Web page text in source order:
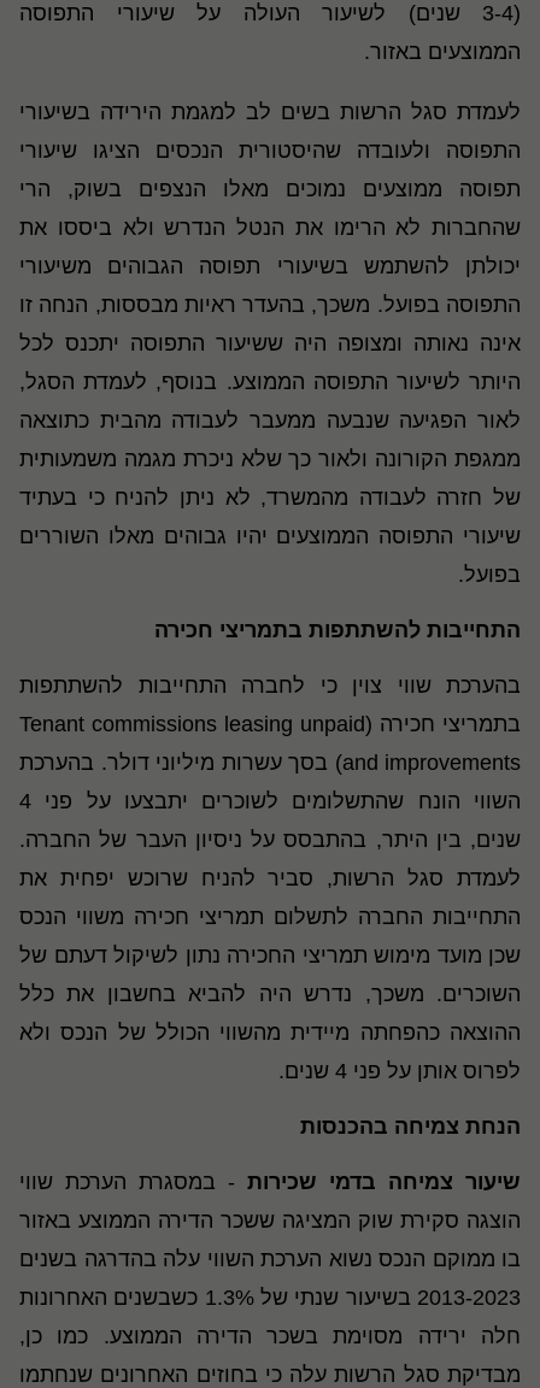
(3-4 שנים) לשיעור העולה על שיעורי התפוסה
הממוצעים באזור.
לעמדת סגל הרשות בשים לב למגמת הירידה בשיעורי
התפוסה ולעובדה שהיסטורית הנכסים הציגו שיעורי
תפוסה ממוצעים נמוכים מאלו הנצפים בשוק, הרי
שהחברות לא הרימו את הנטל הנדרש ולא ביססו את
יכולתן להשתמש בשיעורי תפוסה הגבוהים משיעורי
התפוסה בפועל. משכך, בהעדר ראיות מבססות, הנחה זו
אינה נאותה ומצופה היה ששיעור התפוסה יתכנס לכל
היותר לשיעור התפוסה הממוצע. בנוסף, לעמדת הסגל,
לאור הפגיעה שנבעה ממעבר לעבודה מהבית כתוצאה
ממגפת הקורונה ולאור כך שלא ניכרת מגמה משמעותית
של חזרה לעבודה מהמשרד, לא ניתן להניח כי בעתיד
שיעורי התפוסה הממוצעים יהיו גבוהים מאלו השוררים
בפועל.
התחייבות להשתתפות בתמריצי חכירה
בהערכת שווי צוין כי לחברה התחייבות להשתתפות
בתמריצי חכירה (Tenant commissions leasing unpaid
and improvements) בסך עשרות מיליוני דולר. בהערכת
השווי הונח שהתשלומים לשוכרים יתבצעו על פני 4
שנים, בין היתר, בהתבסס על ניסיון העבר של החברה.
לעמדת סגל הרשות, סביר להניח שרוכש יפחית את
התחייבות החברה לתשלום תמריצי חכירה משווי הנכס
שכן מועד מימוש תמריצי החכירה נתון לשיקול דעתם של
השוכרים. משכך, נדרש היה להביא בחשבון את כלל
ההוצאה כהפחתה מיידית מהשווי הכולל של הנכס ולא
לפרוס אותן על פני 4 שנים.
הנחת צמיחה בהכנסות
שיעור צמיחה בדמי שכירות - במסגרת הערכת שווי
הוצגה סקירת שוק המציגה ששכר הדירה הממוצע באזור
בו ממוקם הנכס נשוא הערכת השווי עלה בהדרגה בשנים
2013-2023 בשיעור שנתי של 1.3% כשבשנים האחרונות
חלה ירידה מסוימת בשכר הדירה הממוצע. כמו כן,
מבדיקת סגל הרשות עלה כי בחוזים האחרונים שנחתמו